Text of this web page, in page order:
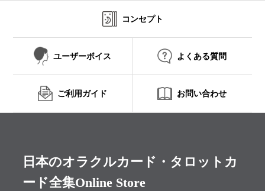
コンセプト
ユーザーボイス よくある質問
ご利用ガイド お問い合わせ
日本のオラクルカード・タロットカ
ード全集Online Store